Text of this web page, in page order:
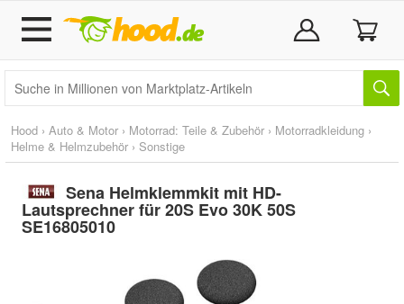
Hood › Auto & Motor › Motorrad: Teile & Zubehör › Motorradkleidung ›
Helme & Helmzubehör › Sonstige
Sena Helmklemmkit mit HD-
Lautsprechner für 20S Evo 30K 50S
SE16805010